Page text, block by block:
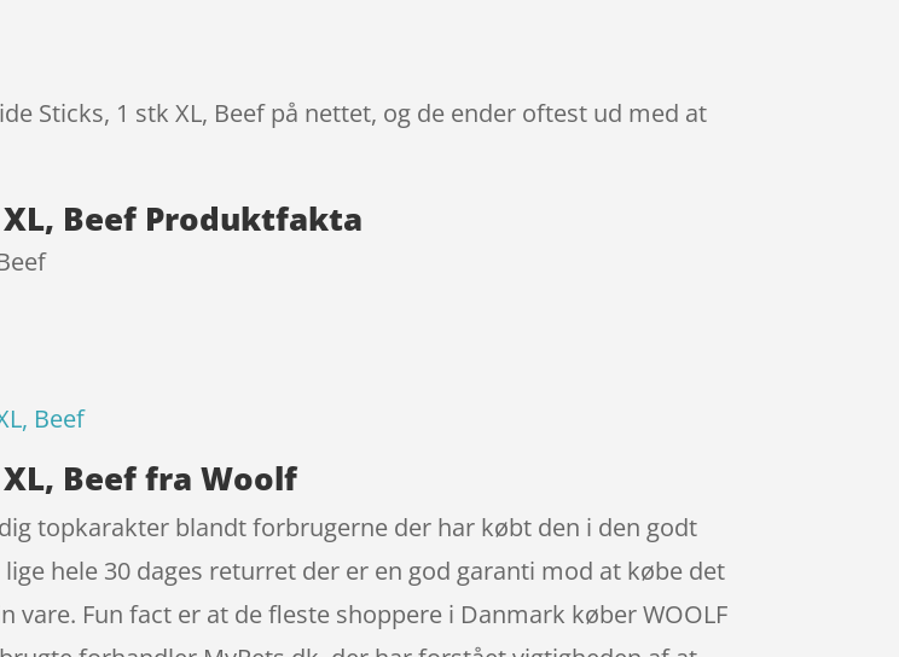
Sticks, 1 stk XL, Beef på nettet, og de ender oftest ud med at
Beef Produktfakta
Beef
Beef fra Woolf
topkarakter blandt forbrugerne der har købt den i den godt
hele 30 dages returret der er en god garanti mod at købe det
Fun fact er at de fleste shoppere i Danmark køber WOOLF